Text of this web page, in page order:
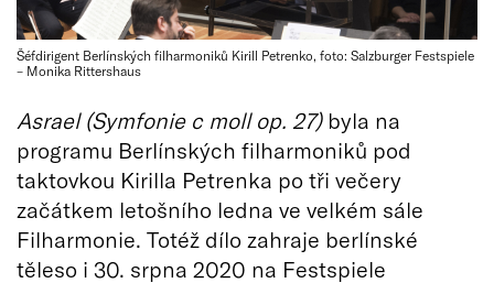
Šéfdirigent Berlínských filharmoniků Kirill Petrenko, foto: Salzburger Festspiele
– Monika Rittershaus
Asrael (Symfonie c moll op. 27) byla na
programu Berlínských filharmoniků pod
taktovkou Kirilla Petrenka po tři večery
začátkem letošního ledna ve velkém sále
Filharmonie. Totéž dílo zahraje berlínské
těleso i 30. srpna 2020 na Festspiele